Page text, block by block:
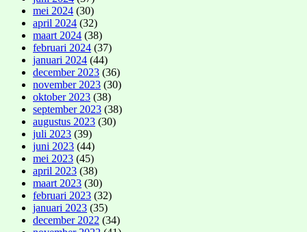
mei 2024 (30)
april 2024 (32)
maart 2024 (38)
februari 2024 (37)
januari 2024 (44)
december 2023 (36)
november 2023 (30)
oktober 2023 (38)
september 2023 (38)
augustus 2023 (30)
juli 2023 (39)
juni 2023 (44)
mei 2023 (45)
april 2023 (38)
maart 2023 (30)
februari 2023 (32)
januari 2023 (35)
december 2022 (34)